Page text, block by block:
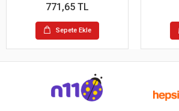
771,65 TL
Sepete Ekle